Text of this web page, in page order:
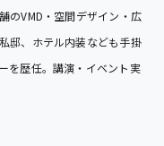
のVMD・空間デザイン・広
邸、ホテル内装なども手掛
を歴任。講演・イベント実